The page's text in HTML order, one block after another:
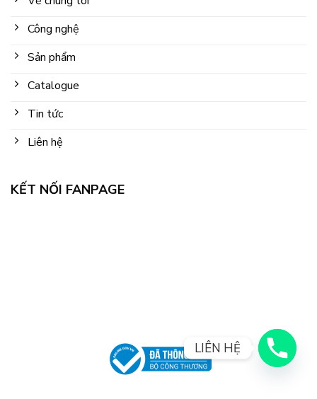
Công nghệ
Sản phẩm
Catalogue
Tin tức
Liên hệ
KẾT NỐI FANPAGE
LIÊN HỆ